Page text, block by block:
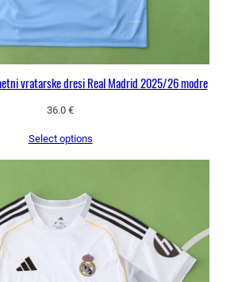
vratarske dresi Real Madrid 2025/26 modre
36.0 €
Select options